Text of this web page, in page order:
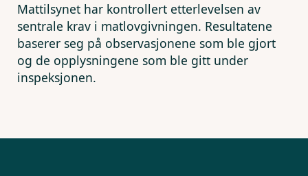
Mattilsynet har kontrollert etterlevelsen av
sentrale krav i matlovgivningen. Resultatene
baserer seg på observasjonene som ble gjort
og de opplysningene som ble gitt under
inspeksjonen.